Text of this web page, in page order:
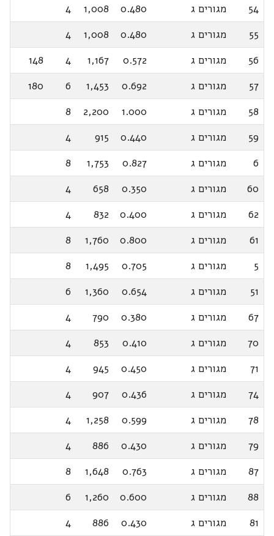
54
מגורים ג 0.480
1,008
4
55
מגורים ג 0.480
1,008
4
56
מגורים ג 0.572
1,167
4
148
57
מגורים ג 0.692
1,453
6
180
58
מגורים ג 1.000
2,200
8
59
מגורים ג 0.440
915
4
6
מגורים ג 0.827
1,753
8
60
מגורים ג 0.350
658
4
62
מגורים ג 0.400
832
4
61
מגורים ג 0.800
1,760
8
5
מגורים ג 0.705
1,495
8
51
מגורים ג 0.654
1,360
6
67
מגורים ג 0.380
790
4
70
מגורים ג 0.410
853
4
71
מגורים ג 0.450
945
4
74
מגורים ג 0.436
907
4
78
מגורים ג 0.599
1,258
4
79
מגורים ג 0.430
886
4
87
מגורים ג 0.763
1,648
8
88
מגורים ג 0.600
1,260
6
81
מגורים ג 0.430
886
4